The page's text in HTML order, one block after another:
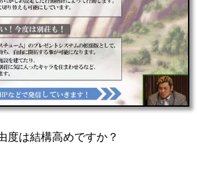
度は結構高めですか？